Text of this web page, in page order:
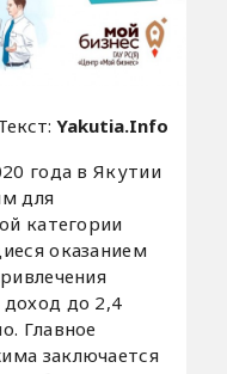
Yakutia.Info
года в Якутии
для
категории
оказанием
до 2,4
Главное
заключается